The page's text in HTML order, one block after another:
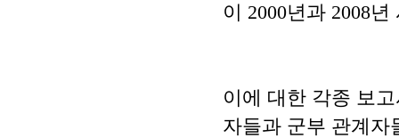
이 2000년과 2008
이에 대한 각종 보
자들과 군부 관계자